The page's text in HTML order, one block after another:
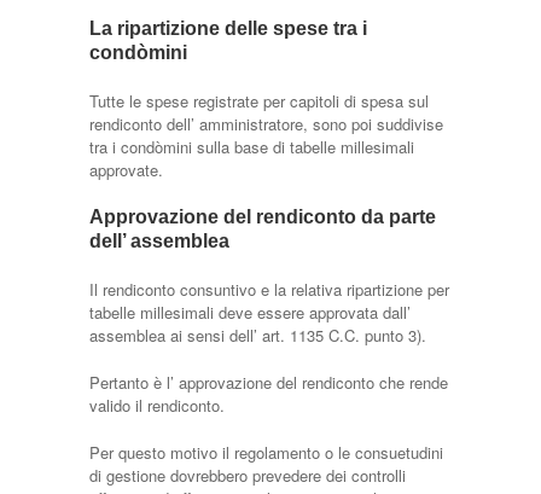
La ripartizione delle spese tra i
condòmini
Tutte le spese registrate per capitoli di spesa sul
rendiconto dell’ amministratore, sono poi suddivise
tra i condòmini sulla base di tabelle millesimali
approvate.
Approvazione del rendiconto da parte
dell’ assemblea
Il rendiconto consuntivo e la relativa ripartizione per
tabelle millesimali deve essere approvata dall’
assemblea ai sensi dell’ art. 1135 C.C. punto 3).
Pertanto è l’ approvazione del rendiconto che rende
valido il rendiconto.
Per questo motivo il regolamento o le consuetudini
di gestione dovrebbero prevedere dei controlli